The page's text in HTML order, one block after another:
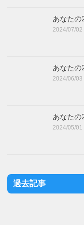
あなたの
2024/07/02
あなたの
2024/06/03
あなたの
2024/05/01
過去記事